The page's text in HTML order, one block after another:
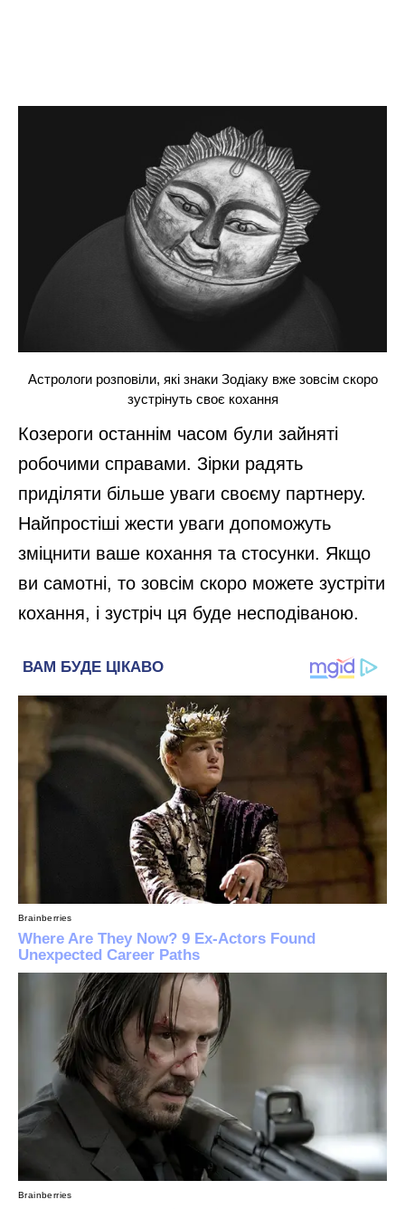
Астрологи розповіли, які знаки Зодіаку вже зовсім скоро
зустрінуть своє кохання
Козероги останнім часом були зайняті
робочими справами. Зірки радять
приділяти більше уваги своєму партнеру.
Найпростіші жести уваги допоможуть
зміцнити ваше кохання та стосунки. Якщо
ви самотні, то зовсім скоро можете зустріти
кохання, і зустріч ця буде несподіваною.